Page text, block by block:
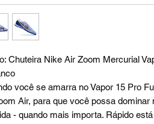
Chuteira Nike Air Zoom Mercurial
você se amarra no Vapor 15 Pro
Air, para que você possa dominar
- quando mais importa. Rápido está